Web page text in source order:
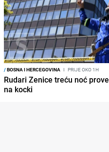
/BOSNA I HERCEGOVINA I PRIJE OKO 1H
Rudari Zenice treću noć
na kocki